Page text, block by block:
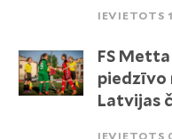
IEVIETOTS
FS
piedzīvo
Latvijas
IEVIETOTS